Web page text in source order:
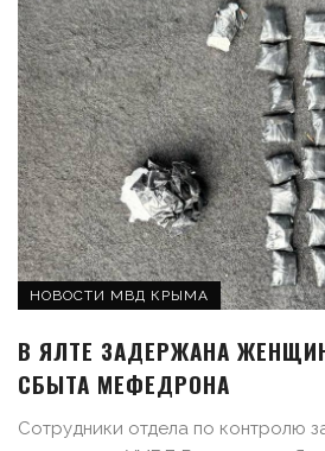
НОВОСТИ МВД КРЫМА
В ЯЛТЕ ЗАДЕРЖАНА
СБЫТА МЕФЕДРОНА
Сотрудники отдела по контролю